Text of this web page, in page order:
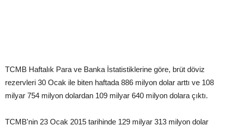
TCMB Haftalık Para ve Banka İstatistiklerine göre, brüt döviz
rezervleri 30 Ocak ile biten haftada 886 milyon dolar arttı ve 108
milyar 754 milyon dolardan 109 milyar 640 milyon dolara çıktı.
TCMB'nin 23 Ocak 2015 tarihinde 129 milyar 313 milyon dolar